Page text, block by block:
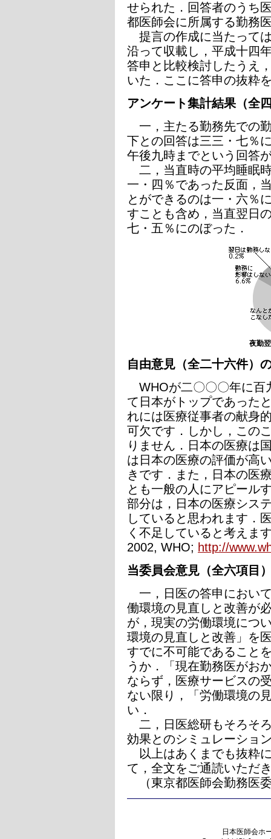
せられた．回答者のうち
都医師会に所属する勤務
提言の作成に当たって
沿って収載し，平成十四
答申と比較検討したうえ
いた．ここに答申の抜粋
アンケート集計結果（全
一，主たる勤務先での
下との回答は三三・七％
午後九時までという回答
二，当直時の平均睡眠
一・四％であった反面，
とができるのは一・六％
すことも含め，当直翌日
七・五％にのぼった．
夜勤
自由意見（全二十六件）
WHOが二〇〇〇年に百
て日本がトップであった
れには医療従事者の献身
可欠です．しかし，この
りません．日本の医療は
は日本の医療の評価が高
きです．また，日本の医
とも一般の人にアピール
部分は，日本の医療シス
していると思われます．
く不足していると考えま
2002, WHO; http://
当委員会意見（全六項目
一，日医の答申におい
働環境の見直しと改善が
が，現実の労働環境につ
環境の見直しと改善」を
すでに不可能であること
うか．「現在勤務医がお
ならず，医療サービスの
ない限り，「労働環境の
い．
二，日医総研もそろそ
効果とのシミュレーショ
以上はあくまでも抜粋
て，全文をご通読いただ
（東京都医師会勤務医
日本医師会ホ